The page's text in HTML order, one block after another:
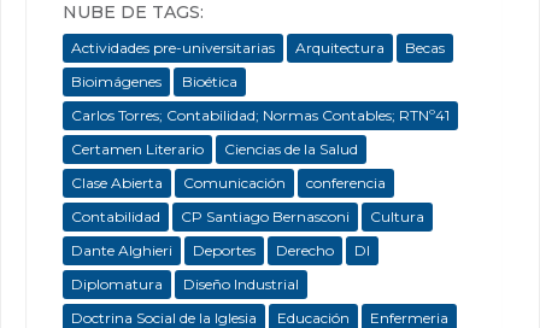
NUBE DE TAGS:
Actividades pre-universitarias Arquitectura
Becas
Bioimágenes
Bioética
Carlos Torres; Contabilidad; Normas Contables; RTNº41
Certamen Literario
Ciencias de la Salud
Clase Abierta
Comunicación
conferencia
Contabilidad
CP Santiago Bernasconi
Cultura
Dante Alghieri
Deportes Derecho
DI
Diplomatura
Diseño Industrial
Doctrina Social de la Iglesia
Educación
Enfermeria